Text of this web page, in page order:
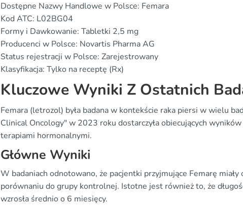
Dostępne Nazwy Handlowe w Polsce: Femara
Kod ATC: L02BG04
Formy i Dawkowanie: Tabletki 2,5 mg
Producenci w Polsce: Novartis Pharma AG
Status rejestracji w Polsce: Zarejestrowany
Klasyfikacja: Tylko na receptę (Rx)
Kluczowe Wyniki Z Ostatnich
Femara (letrozol) była badana w kontekście raka piersi w wielu
Clinical Oncology" w 2023 roku dostarczyła obiecujących
terapiami hormonalnymi.
Główne Wyniki
W badaniach odnotowano, że pacjentki przyjmujące Femarę
porównaniu do grupy kontrolnej. Istotne jest również to, że
wzrosła średnio o 6 miesięcy.